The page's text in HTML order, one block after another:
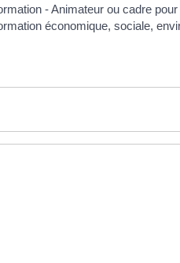
- Animateur ou cadre
économique, sociale,